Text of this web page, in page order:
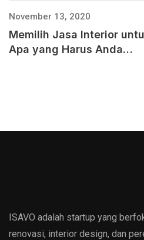
November 13, 2020
Memilih Jasa Interior
Apa yang Harus Anda…
ISAVO adalah startup yang
renovasi, interior design, dan